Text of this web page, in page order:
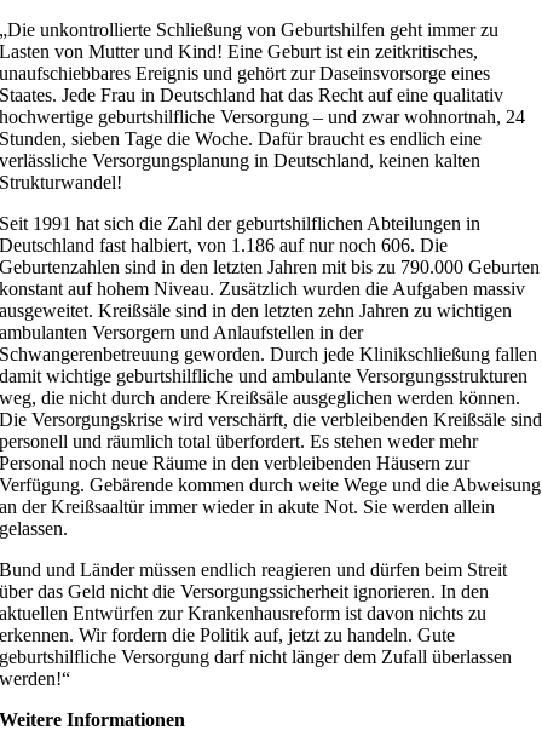
„Die unkontrollierte Schließung von Geburtshilfen geht immer zu
Lasten von Mutter und Kind! Eine Geburt ist ein zeitkritisches,
unaufschiebbares Ereignis und gehört zur Daseinsvorsorge eines
Staates. Jede Frau in Deutschland hat das Recht auf eine qualitativ
hochwertige geburtshilfliche Versorgung – und zwar wohnortnah, 24
Stunden, sieben Tage die Woche. Dafür braucht es endlich eine
verlässliche Versorgungsplanung in Deutschland, keinen kalten
Strukturwandel!
Seit 1991 hat sich die Zahl der geburtshilflichen Abteilungen in
Deutschland fast halbiert, von 1.186 auf nur noch 606. Die
Geburtenzahlen sind in den letzten Jahren mit bis zu 790.000 Geburten
konstant auf hohem Niveau. Zusätzlich wurden die Aufgaben massiv
ausgeweitet. Kreißsäle sind in den letzten zehn Jahren zu wichtigen
ambulanten Versorgern und Anlaufstellen in der
Schwangerenbetreuung geworden. Durch jede Klinikschließung fallen
damit wichtige geburtshilfliche und ambulante Versorgungsstrukturen
weg, die nicht durch andere Kreißsäle ausgeglichen werden können.
Die Versorgungskrise wird verschärft, die verbleibenden Kreißsäle sind
personell und räumlich total überfordert. Es stehen weder mehr
Personal noch neue Räume in den verbleibenden Häusern zur
Verfügung. Gebärende kommen durch weite Wege und die Abweisung
an der Kreißsaaltür immer wieder in akute Not. Sie werden allein
gelassen.
Bund und Länder müssen endlich reagieren und dürfen beim Streit
über das Geld nicht die Versorgungssicherheit ignorieren. In den
aktuellen Entwürfen zur Krankenhausreform ist davon nichts zu
erkennen. Wir fordern die Politik auf, jetzt zu handeln. Gute
geburtshilfliche Versorgung darf nicht länger dem Zufall überlassen
werden!“
Weitere Informationen